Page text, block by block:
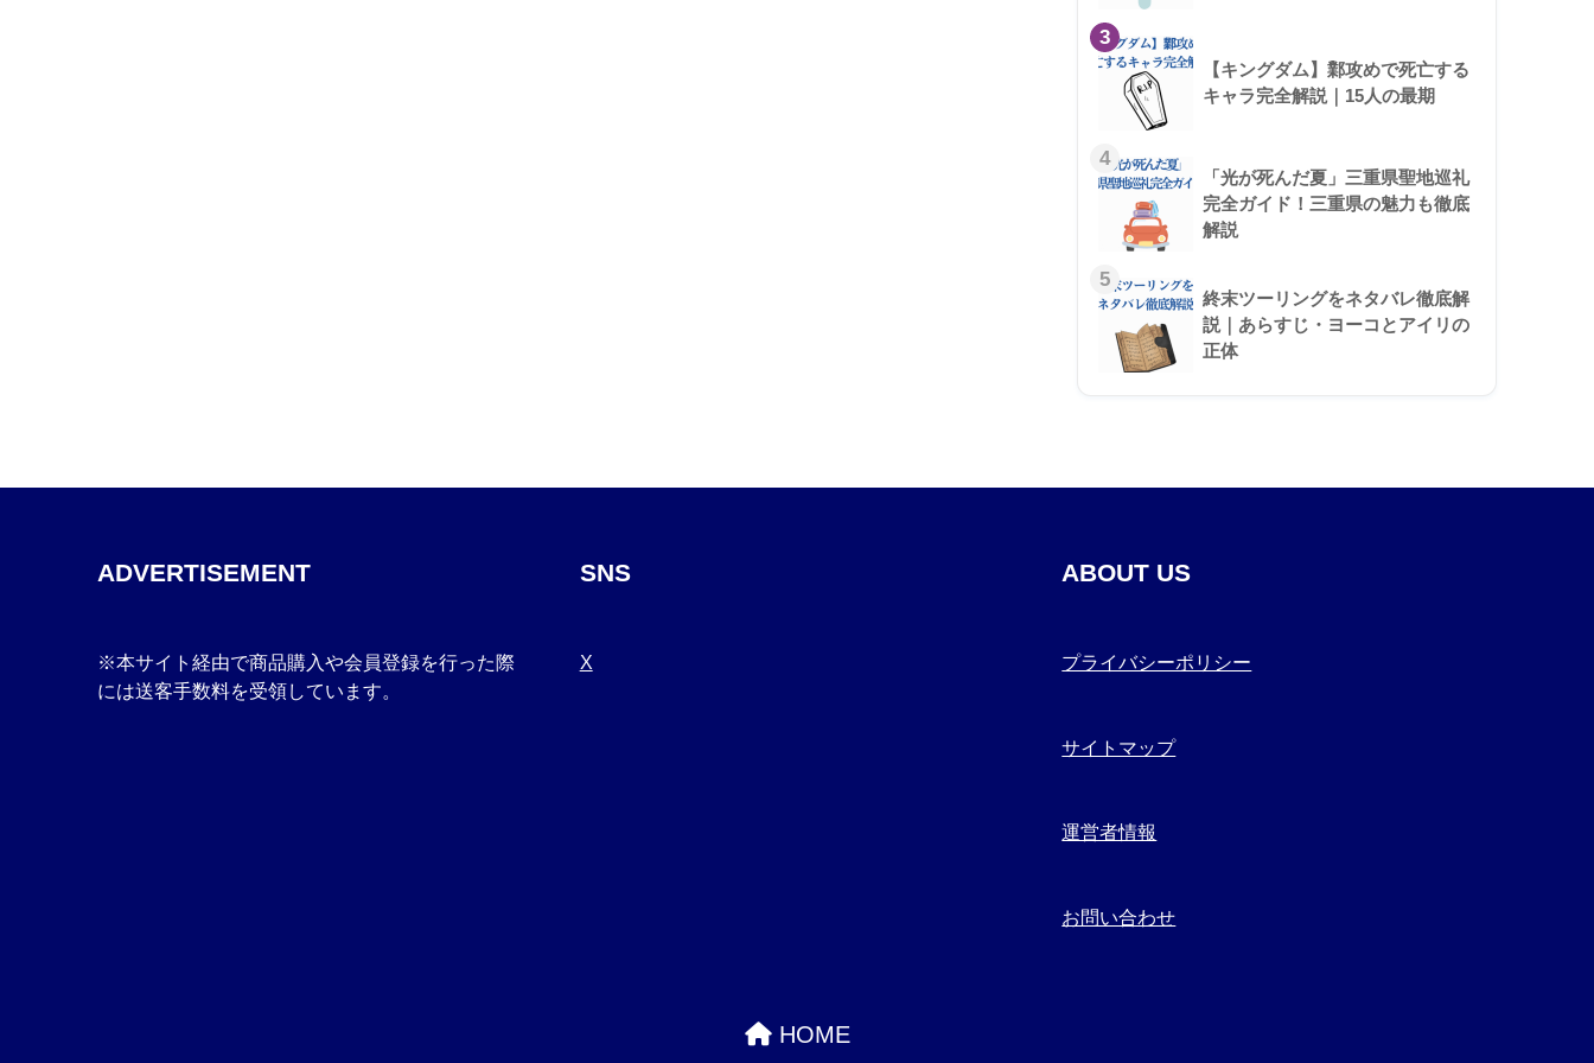
3
【キングダム】鄴攻めで死亡する
キャラ完全解説｜15人の最期
4
「光が死んだ夏」三重県聖地巡礼
完全ガイド！三重県の魅力も徹底
解説
5
終末ツーリングをネタバレ徹底解
説｜あらすじ・ヨーコとアイリの
正体
ADVERTISEMENT
※本サイト経由で商品購入や会員登録を行った際
には送客手数料を受領しています。
SNS
X
ABOUT US
プライバシーポリシー
サイトマップ
運営者情報
お問い合わせ
HOME